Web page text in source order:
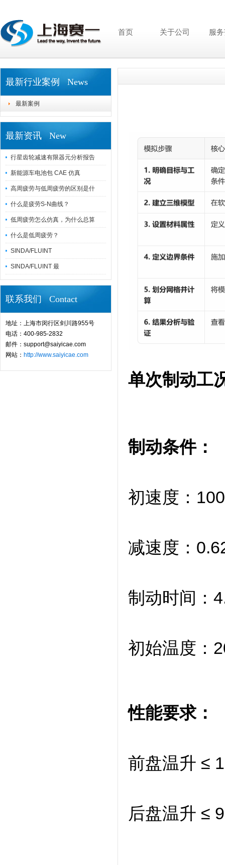
首页 关于公司 服
最新行业案例 News
最新案例
最新资讯 New
行星齿轮减速有限器元分析报告
新能源车电池包 CAE 仿真
高周疲劳与低周疲劳的区别是什
什么是疲劳S-N曲线？
低周疲劳怎么仿真，为什么总算
什么是低周疲劳？
SINDA/FLUINT
SINDA/FLUINT 最
联系我们 Contact
地址：上海市闵行区剑川路955号
电话：400-985-2832
邮件：support@saiyicae.com
网站： http://www.saiyicae.com
单次制动工
制动条件：
初速度：
减速度：
制动时间：
初始温度：
性能要求：
前盘温升 ≤
后盘温升 ≤